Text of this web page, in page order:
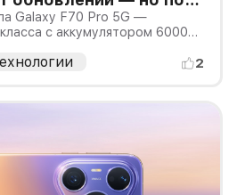
Galaxy F70 Pro 5G —
с аккумулятором 6000
начнутся 3 августа, но
2